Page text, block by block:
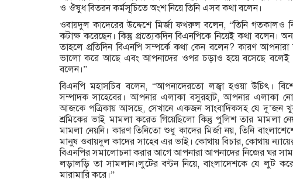
ও ঔষুধ বিতরন কর্মসূচিতে অংশ নিয়ে তিনি এসব কথা বলেন।
ওবায়দুল কাদেরের উদ্দেশে মির্জা ফখরুল বলেন, “তিনি গতকালও
কটাক্ষ করেছেন। কিন্তু প্রত্যেকদিন বিএনপিকে নিয়েই কথা বলেন।
তাহলে প্রতিদিন বিএনপি সম্পর্কে কথা কেন বলেন? কারণ
ভালো করে আছে এবং আপনাদের ওপর চড়াও হয়ে বসেছে বলেই
বলেন।”
বিএনপি মহাসচিব বলেন, “আপনাদেরতো লজ্বা হওয়া উচিৎ।
সম্পাদক সাহেবের। আপনার এলাকা বসুরহাট, আপনার এলাকা
আজকে পত্রিকায় আসছে, সেখানে একজন সাংবাদিকসহ যে দু’জন
শ্রমিকের ভাই মামলা করেত গিয়েছিলো কিন্তু পুলিশ তার মামলা
মামলা নেয়নি। কারণ তিনিতো শুধু কাদের মির্জা নয়, তিনি
মানুষ ওবায়দুল কাদের সাহেব এর ভাই। কোথায় বিচার, কোথায়
বিএনপির সমালোচনা করার আগে আপনারা আপনাদের নিজের ঘর
লড়ালড়ি তা সামলান।লুটের বণ্টন নিয়ে, বাংলাদেশকে যে লুট
মারামারি করে।”